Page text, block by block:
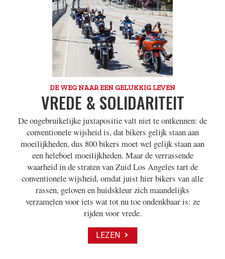
DE WEG NAAR EEN GELUKKIG LEVEN
VREDE & SOLIDARITEIT
De ongebruikelijke juxtapositie valt niet te ontkennen: de
conventionele wijsheid is, dat bikers gelijk staan aan
moeilijkheden, dus 800 bikers moet wel gelijk staan aan
een heleboel moeilijkheden. Maar de verrassende
waarheid in de straten van Zuid Los Angeles tart de
conventionele wijsheid, omdat juist hier bikers van alle
rassen, geloven en huidskleur zich maandelijks
verzamelen voor iets wat tot nu toe ondenkbaar is: ze
rijden voor vrede.
LEZEN